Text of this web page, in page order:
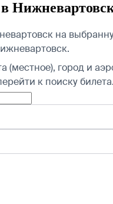
на
город и
к поиску билета.